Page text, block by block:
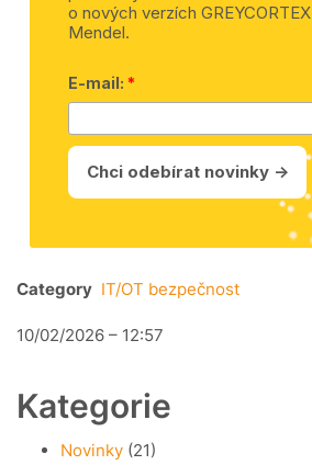
Category IT/OT bezpečnost
10/02/2026 – 12:57
Kategorie
Novinky (21)